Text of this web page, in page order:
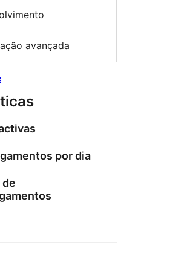
avançada
por dia